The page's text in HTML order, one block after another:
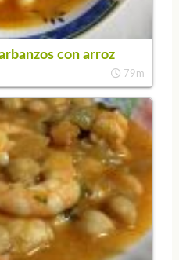
con arroz
79m